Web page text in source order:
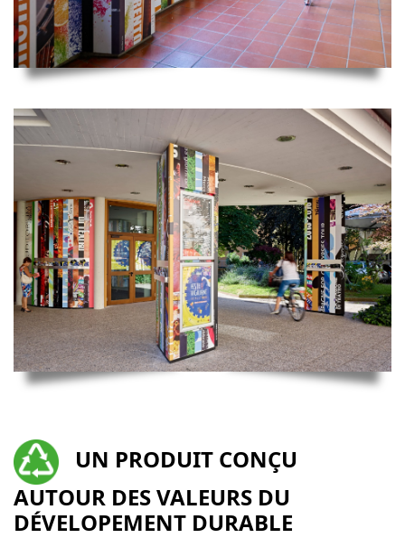
UN PRODUIT CONÇU
AUTOUR DES VALEURS DU
DÉVELOPEMENT DURABLE